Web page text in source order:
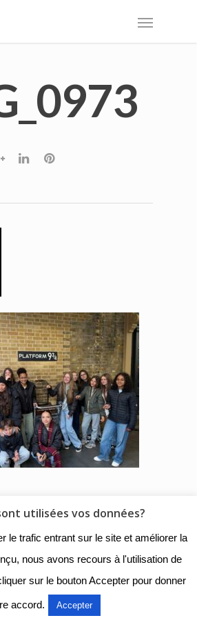
- Collège Henri de
|Mentions légales|
|Nous
contacter
utilisées vos données?
le trafic entrant sur le site et améliorer la
nous avons recours à l'utilisation de
sur le bouton Accepter pour donner
accord. Accepter